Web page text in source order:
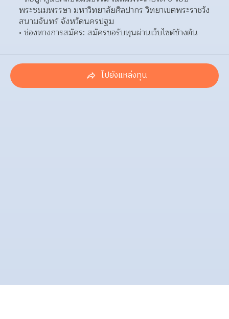
พระชนมพรรษา มหาวิทยาลัยศิลปากร วิทยาเขตพระราชวัง
สนามจันทร์ จังหวัดนครปฐม
ช่องทางการสมัคร: สมัครขอรับทุนผ่านเว็บไซต์ข้างต้น
ไปยังแหล่งทุน